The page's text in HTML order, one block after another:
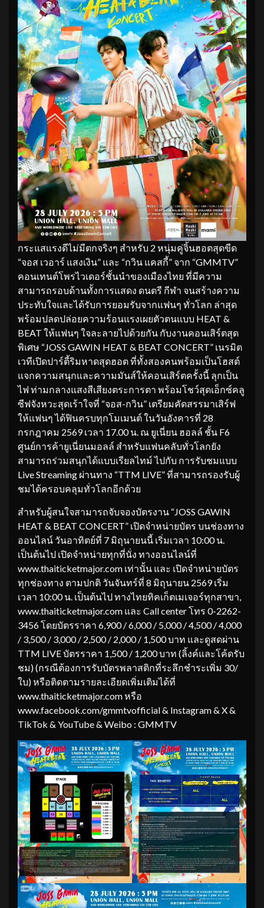
กระแสแรงดีไม่มีตกจริงๆ สำหรับ 2 หนุ่มคู่จิ้นฮอตสุดขีด
“จอส เวอาร์ แสงเงิน” และ “กวิน แคสกี้” จาก “GMMTV”
คอนเทนต์โพรไวเดอร์ชั้นนำของเมืองไทย ที่มีความ
สามารถรอบด้านทั้งการแสดง ดนตรี กีฬา จนสร้างความ
ประทับใจและได้รับการยอมรับจากแฟนๆ ทั่วโลก ล่าสุด
พร้อมปลดปล่อยความร้อนแรงเผยตัวตนแบบ HEAT &
BEAT ให้แฟนๆ ใจละลายไปด้วยกัน กับงานคอนเสิร์ตสุด
พิเศษ “JOSS GAWIN HEAT & BEAT CONCERT” เนรมิต
เวทีเปิดปาร์ตี้ริมหาดสุดฮอต ที่ทั้งสองคนพร้อมเป็นโฮสต์
แจกความสนุกและความมันส์ให้คอนเสิร์ตครั้งนี้ ลุกเป็น
ไฟ ท่ามกลางแสงสีเสียงตระการตา พร้อมโชว์สุดเอ็กซ์คลู
ซีฟจังหวะสุดเร้าใจที่ “จอส-กวิน” เตรียมคัดสรรมาเสิร์ฟ
ให้แฟนๆ ได้ฟินครบทุกโมเมนต์ ในวันอังคารที่ 28
กรกฎาคม 2569 เวลา 17.00 น. ณ ยูเนี่ยน ฮอลล์ ชั้น F6
ศูนย์การค้ายูเนี่ยนมอลล์ สำหรับแฟนคลับทั่วโลกยัง
สามารถร่วมสนุกได้แบบเรียลไทม์ ไปกับ การรับชมแบบ
Live Streaming ผ่านทาง “TTM LIVE” ที่สามารถรองรับผู้
ชมได้ครอบคลุมทั่วโลกอีกด้วย
สำหรับผู้สนใจสามารถจับจองบัตรงาน “JOSS GAWIN
HEAT & BEAT CONCERT” เปิดจำหน่ายบัตร บนช่องทาง
ออนไลน์ วันอาทิตย์ที่ 7 มิถุนายนนี้ เริ่มเวลา 10:00 น.
เป็นต้นไป เปิดจำหน่ายทุกที่นั่ง ทางออนไลน์ที่
www.thaiticketmajor.com เท่านั้น และ เปิดจำหน่ายบัตร
ทุกช่องทาง ตามปกติ วันจันทร์ที่ 8 มิถุนายน 2569 เริ่ม
เวลา 10:00 น. เป็นต้นไป ทางไทยทิคเก็ตเมเจอร์ทุกสาขา,
www.thaiticketmajor.com และ Call center โทร 0-2262-
3456 โดยบัตรราคา 6,900 / 6,000 / 5,000 / 4,500 / 4,000
/ 3,500 / 3,000 / 2,500 / 2,000 / 1,500 บาท และดูสดผ่าน
TTM LIVE บัตรราคา 1,500 / 1,200 บาท (ลิ้งค์และโค้ดรับ
ชม) (กรณีต้องการรับบัตรพลาสติกที่ระลึกชำระเพิ่ม 30/
ใบ) หรือติดตามรายละเอียดเพิ่มเติมได้ที่
www.thaiticketmajor.com หรือ
www.facebook.com/gmmtvofficial & Instagram & X &
TikTok & YouTube & Weibo : GMMTV